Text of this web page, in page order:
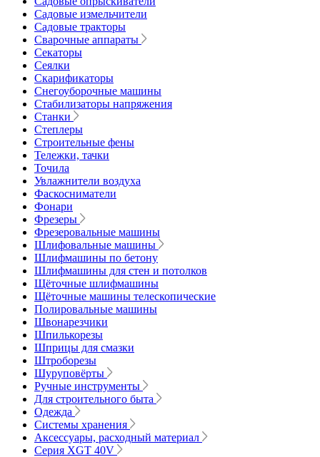
Садовые измельчители
Садовые тракторы
Сварочные аппараты
Секаторы
Сеялки
Скарификаторы
Снегоуборочные машины
Стабилизаторы напряжения
Станки
Степлеры
Строительные фены
Тележки, тачки
Точила
Увлажнители воздуха
Фаскосниматели
Фонари
Фрезеры
Фрезеровальные машины
Шлифовальные машины
Шлифмашины по бетону
Шлифмашины для стен и потолков
Щёточные шлифмашины
Щёточные машины телескопические
Полировальные машины
Швонарезчики
Шпилькорезы
Шприцы для смазки
Штроборезы
Шуруповёрты
Ручные инструменты
Для строительного быта
Одежда
Системы хранения
Аксессуары, расходный материал
Серия XGT 40V